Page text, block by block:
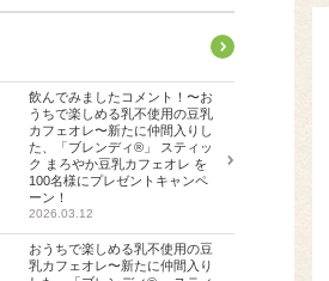
飲んでみましたコメント！〜お
うちで楽しめる乳不使用の豆乳
カフェオレ〜新たに仲間入りし
た、「ブレンディ®」 スティッ
ク まろやか豆乳カフェオレ を
100名様にプレゼントキャンペ
ーン！
2026.03.12
おうちで楽しめる乳不使用の豆
乳カフェオレ〜新たに仲間入り